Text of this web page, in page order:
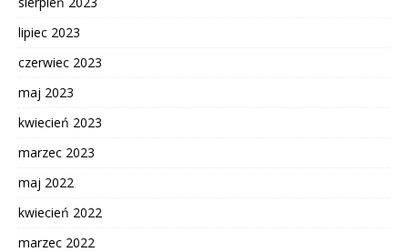
lipiec 2023
czerwiec 2023
maj 2023
kwiecień 2023
marzec 2023
maj 2022
kwiecień 2022
marzec 2022